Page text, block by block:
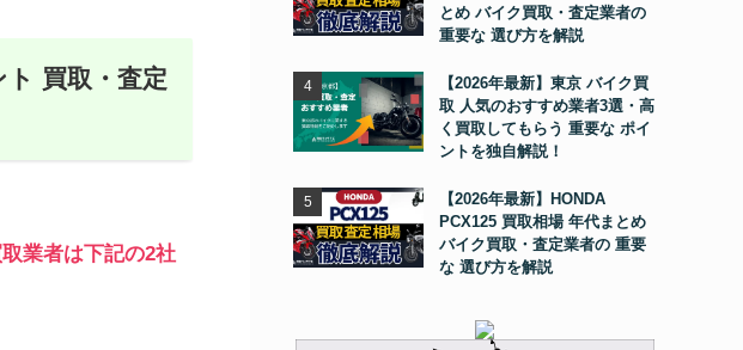
買取・査定
業者は下記の2社
とめ バイク買取・査定業者の
重要な 選び方を解説
【2026年最新】東京 バイク買
取 人気のおすすめ業者3選・高
く買取してもらう 重要な ポイ
ントを独自解説！
【2026年最新】HONDA
PCX125 買取相場 年代まとめ
バイク買取・査定業者の 重要
な 選び方を解説